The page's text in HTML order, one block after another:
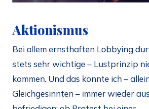
Aktionismus
Bei allem ernsthaften Lobbying
stets sehr wichtige – Lustprinzip
kommen. Und das konnte ich –
Gleichgesinnten – immer wieder